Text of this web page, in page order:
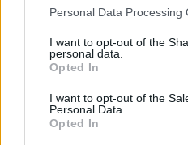
Personal Data Processing
I want to opt-out of the
personal data.
Opted In
I want to opt-out of the
Personal Data.
Opted In
Mahershala Ali, Green
Richard E. Grant, Can
Sam Elliott, A Star Is
Sam Rockwell, Vice
Miglior attrice non